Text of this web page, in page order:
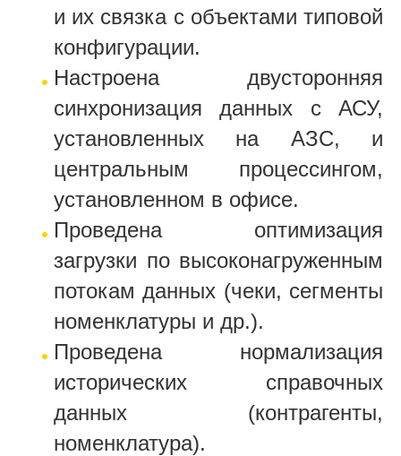
и их связка с объектами типовой
конфигурации.
Настроена двусторонняя
синхронизация данных с АСУ,
установленных на АЗС, и
центральным процессингом,
установленном в офисе.
Проведена оптимизация
загрузки по высоконагруженным
потокам данных (чеки, сегменты
номенклатуры и др.).
Проведена нормализация
исторических справочных
данных (контрагенты,
номенклатура).